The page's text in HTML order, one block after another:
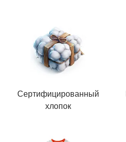
Сертифицированный
хлопок